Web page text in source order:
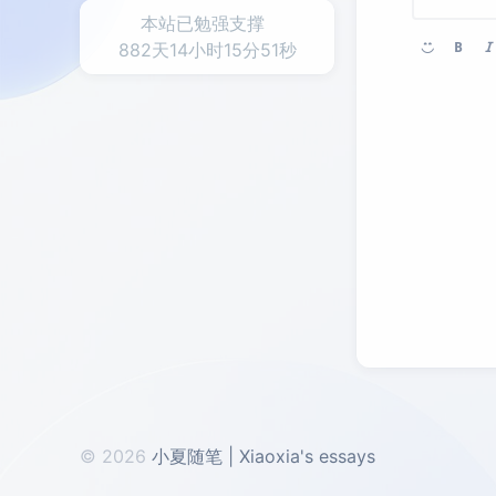
本站已勉强支撑
882天14小时15分51秒
© 2026 小夏随笔 | Xiaoxia's essays